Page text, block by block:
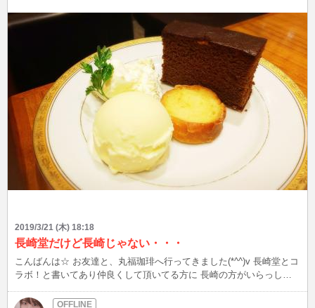
2019/3/21 (木) 18:18
長崎堂だけど長崎じゃない・・・
こんばんは☆ お友達と、丸福珈琲へ行ってきました(*^^)v 長崎堂とコ
ラボ！と書いてあり仲良くして頂いてる方に 長崎の方がいらっしゃ
とても美味しかったので 長崎堂を調べてみると・・・ ？？大阪本店